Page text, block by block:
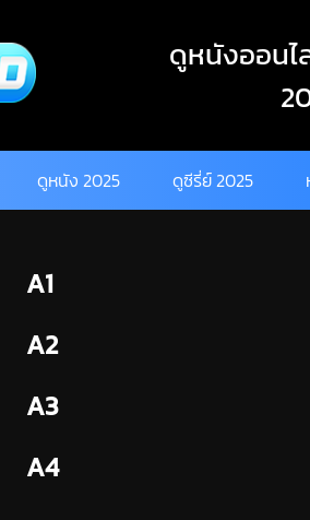
ดูหนังออนไ
ดูหนัง 2025 ดูซีรี่ย์ 2025
A1
A2
A3
A4